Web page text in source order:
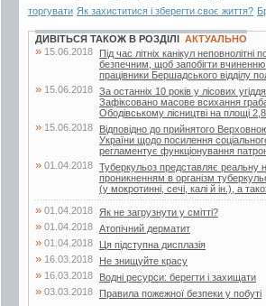
торгувати Як захиститися і зберегти своє життя?
ДИВІТЬСЯ ТАКОЖ В РОЗДІЛІ АКТУАЛЬНО
» 15.06.2018
Під час літніх канікул
безпечним, щоб запобігти
працівники Бершадського відділу
» 15.06.2018 За останніх 10 років у лісових
Зафіксовано масове всихання
Ободівському лісництві на площі 2,8
» 15.06.2018
Відповідно до прийнятого
України щодо посилення
регламентує функціонування
» 01.04.2018 Туберкульоз представляє реальну
проникненням в організм
(у мокротинні, сечі, калі й ін.), а
» 01.04.2018 Як не загрузнути у смітті?
» 01.04.2018 Атопічний дерматит
» 01.04.2018 Ця підступна дисплазія
» 16.03.2018 Не знищуйте красу
» 16.03.2018 Водні ресурси: берегти і захищати
» 03.03.2018 Правила пожежної безпеки у побуті